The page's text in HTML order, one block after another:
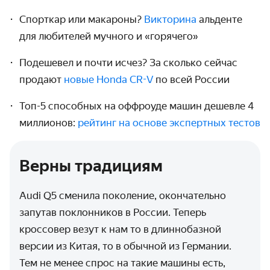
Спорткар или макароны? Викторина альденте
для любителей мучного и «горячего»
Подешевел и почти исчез? За сколько сейчас
продают новые Honda CR-V по всей России
Топ-5 способных на оффроуде машин дешевле 4
миллионов: рейтинг на основе экспертных тестов
Верны традициям
Audi Q5 сменила поколение, окончательно
запутав поклонников в России. Теперь
кроссовер везут к нам то в длиннобазной
версии из Китая, то в обычной из Германии.
Тем не менее спрос на такие машины есть,